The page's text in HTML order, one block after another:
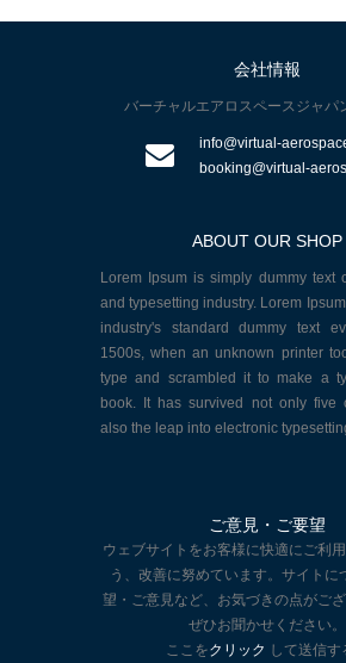
会社情報
バーチャルエアロスペースジャパ
info@virtual-
booking@virtual-
ABOUT OUR SHOP
Lorem Ipsum is simply dummy text
and typesetting industry. Lorem
industry's standard dummy text
1500s, when an unknown printer
type and scrambled it to make a
book. It has survived not only five
also the leap into electronic
ご意見・ご要望
ウェブサイトをお客様に快適にご利
う、改善に努めています。サイトに
望・ご意見など、お気づきの点がござ
ぜひお聞かせください。
ここをクリック して送信す